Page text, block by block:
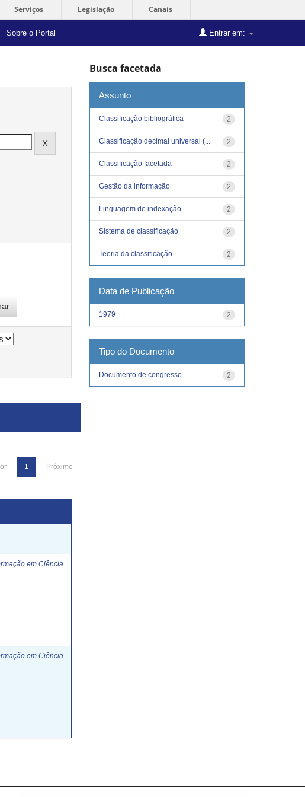
Serviços Legislação Canais
Sobre o Portal Entrar em:
1 Próximo
em Ciência
em Ciência
Busca facetada
Assunto
2
Classificação bibliográfica
2
Classificação decimal universal (...
2
Classificação facetada
2
Gestão da informação
2
Linguagem de indexação
2
Sistema de classificação
2
Teoria da classificação
Data de Publicação
2
1979
Tipo do Documento
2
Documento de congresso